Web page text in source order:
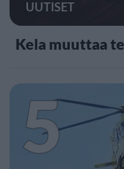
UUTISET
Kela muuttaa
5